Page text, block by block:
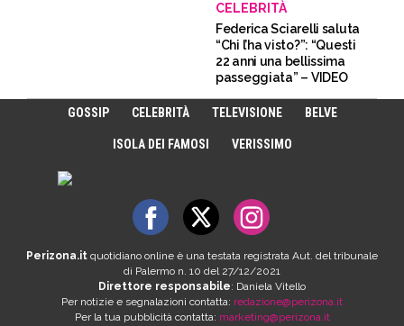
CELEBRITÀ
Federica Sciarelli saluta
“Chi l’ha visto?”: “Questi
22 anni una bellissima
passeggiata” – VIDEO
GOSSIP CELEBRITÀ TELEVISIONE BELVE
ISOLA DEI FAMOSI VERISSIMO
Perizona.it quotidiano online è una testata registrata Aut. del tribunale
di Palermo n. 10 del 27/12/2021
Direttore responsabile: Daniela Vitello
Per notizie e segnalazioni contatta: redazione@perizona.it
Per la tua pubblicità contatta: marketing@perizona.it